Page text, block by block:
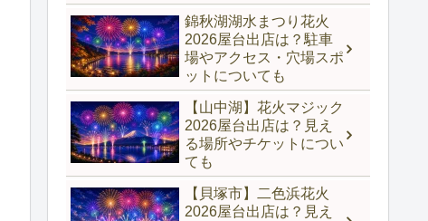
錦秋湖湖水まつり花火
2026屋台出店は？駐車
場やアクセス・穴場スポ
ットについても
【山中湖】花火マジック
2026屋台出店は？見え
る場所やチケットについ
ても
【貝塚市】二色浜花火
2026屋台出店は？見え